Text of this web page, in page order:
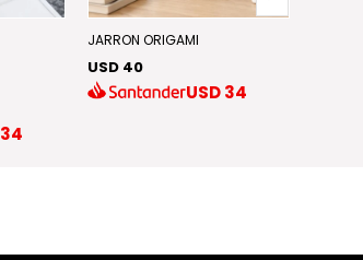
34
JARRON ORIGAMI
USD 40
USD34